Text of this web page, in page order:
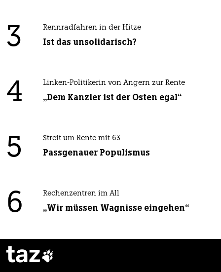
3 Rennradfahren in der Hitze
Ist das unsolidarisch?
4 Linken-Politikerin von Angern zur Rente
„Dem Kanzler ist der Osten egal“
5 Streit um Rente mit 63
Passgenauer Populismus
6 Rechenzentren im All
„Wir müssen Wagnisse eingehen“
taz